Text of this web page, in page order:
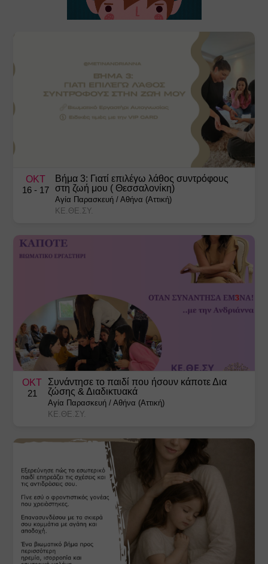
ΟΚΤ
16 - 17
Βήμα 3: Γιατί επιλέγω λάθος συντρόφους
στη ζωή μου ( Θεσσαλονίκη)
Αγία Παρασκευή /Αθήνα (Αττική)
ΚΕ.ΘΕ.ΣΥ.
ΟΚΤ
21
Συνάντησε το παιδί που ήσουν κάποτε Δια
ζώσης & Διαδικτυακά
Αγία Παρασκευή /Αθήνα (Αττική)
ΚΕ.ΘΕ.ΣΥ.